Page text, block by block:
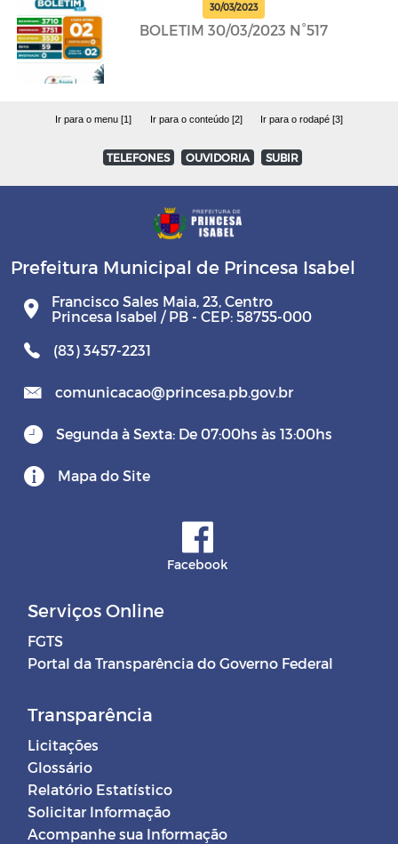
30/03/2023
BOLETIM 30/03/2023 N°517
Ir para o menu [1] Ir para o conteúdo [2] Ir para o rodapé [3]
TELEFONES OUVIDORIA SUBIR
Prefeitura Municipal de Princesa Isabel
Francisco Sales Maia, 23, Centro
Princesa Isabel / PB - CEP: 58755-000
(83) 3457-2231
comunicacao@princesa.pb.gov.br
Segunda à Sexta: De 07:00hs às 13:00hs
Mapa do Site
Facebook
Serviços Online
FGTS
Portal da Transparência do Governo Federal
Transparência
Licitações
Glossário
Relatório Estatístico
Solicitar Informação
Acompanhe sua Informação